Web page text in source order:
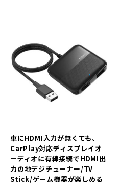
車にHDMI入力が無くても、
CarPlay対応ディスプレイオ
ーディオに有線接続でHDMI出
力の地デジチューナー/TV
Stick/ゲーム機器が楽しめる